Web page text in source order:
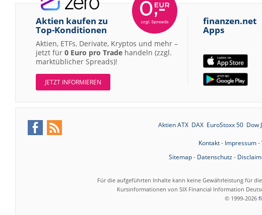
Aktien kaufen zu
Top-Konditionen
Aktien, ETFs, Derivate, Kryptos und mehr –
jetzt für 0 Euro pro Trade handeln (zzgl.
marktüblicher Spreads)!
JETZT INFORMIEREN
finanzen.net
Apps
Aktien ATX DAX EuroStoxx 50 Dow
Kontakt- Impressum-
Sitemap- Datenschutz-
Für die aufgeführten Inhalte kann keine Gewährleistung für
Kursinformationen von SIX Financial Information
© 1999-2026